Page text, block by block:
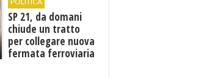
SP 21, da domani
chiude un tratto
per collegare nuova
fermata ferroviaria